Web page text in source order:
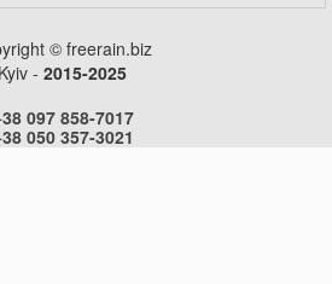
© freerain.biz
Kyiv - 2015-2025
097 858-7017
050 357-3021